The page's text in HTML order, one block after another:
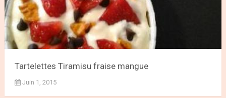
Tartelettes Tiramisu fraise mangue
Juin 1, 2015